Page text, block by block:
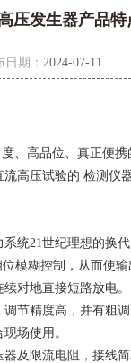
压发生器产品特
日期： 2024-07-11
、高品位、真正便
高压试验的 检测仪器
统21世纪理想的换代
糊控制，从而使输
对地直接短路放电。
节精度高，并有粗
场使用。
及限流电阻，接线简